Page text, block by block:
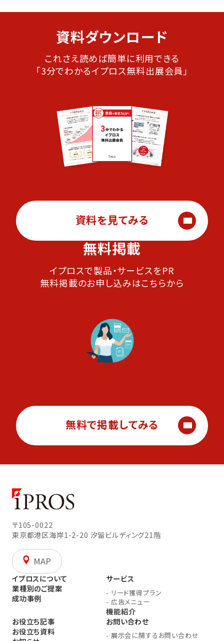
資料ダウンロード
これさえ読めば簡単に利用できる
「3分でわかるイプロス無料出展会員」
資料を見てみる
無料掲載
イプロスで製品・サービスをPR
無料掲載のお申し込みはこちらから
無料で掲載してみる
〒105-0022
東京都港区海岸1-2-20 汐留ビルディング21階
MAP
イプロスについて
業種別のご提案
成功事例
サービス
- リード獲得プラン
- 広告メニュー
機能紹介
お役立ち記事
お役立ち資料
お問い合わせ
- 展示会に関するお問い合わせ